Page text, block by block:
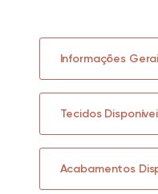
Informações
Tecidos
Acabamentos